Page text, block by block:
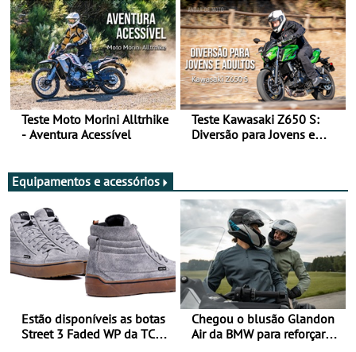
Teste Moto Morini Alltrhike
- Aventura Acessível
Teste Kawasaki Z650 S:
Diversão para Jovens e
Equipamentos e acessórios
Estão disponíveis as botas
Street 3 Faded WP da TCX
Chegou o blusão Glandon
Air da BMW para reforçar